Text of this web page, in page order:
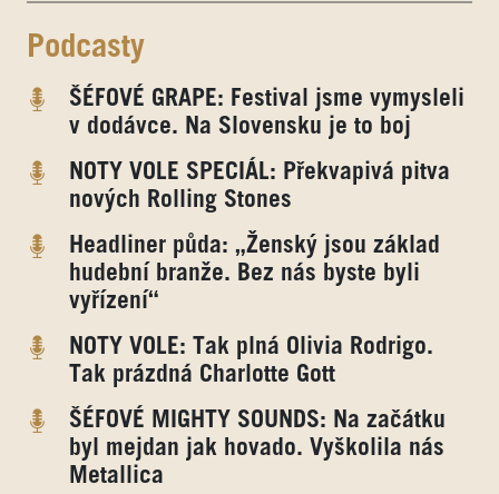
Podcasty
ŠÉFOVÉ GRAPE: Festival jsme vymysleli
v dodávce. Na Slovensku je to boj
NOTY VOLE SPECIÁL: Překvapivá pitva
nových Rolling Stones
Headliner půda: „Ženský jsou základ
hudební branže. Bez nás byste byli
vyřízení“
NOTY VOLE: Tak plná Olivia Rodrigo.
Tak prázdná Charlotte Gott
ŠÉFOVÉ MIGHTY SOUNDS: Na začátku
byl mejdan jak hovado. Vyškolila nás
Metallica